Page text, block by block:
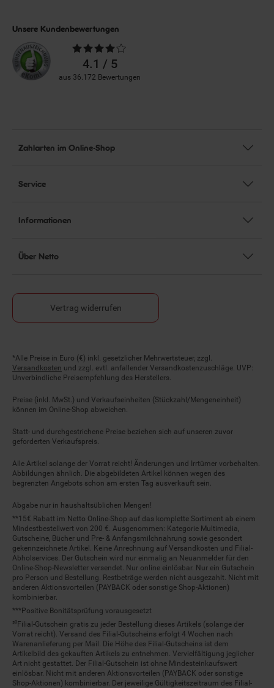
Unsere Kundenbewertungen
Durchschnittliche
Bewertungen4.1 / 5
aus 36.172 Bewertungen
Zahlarten im Online-Shop
Service
Informationen
Über Netto
Vertrag widerrufen
Fußnoten
*Alle Preise in Euro (€) inkl. gesetzlicher Mehrwertsteuer, zzgl.
Versandkosten und zzgl. evtl. anfallender Versandkostenzuschläge. UVP:
Unverbindliche Preisempfehlung des Herstellers.
Preise (inkl. MwSt.) und Verkaufseinheiten (Stückzahl/Mengeneinheit)
können im Online-Shop abweichen.
Statt- und durchgestrichene Preise beziehen sich auf unseren zuvor
geforderten Verkaufspreis.
Alle Artikel solange der Vorrat reicht! Änderungen und Irrtümer vorbehalten.
Abbildungen ähnlich. Die abgebildeten Artikel können wegen des
begrenzten Angebots schon am ersten Tag ausverkauft sein.
Abgabe nur in haushaltsüblichen Mengen!
**15€ Rabatt im Netto Online-Shop auf das komplette Sortiment ab einem
Mindestbestellwert von 200 €. Ausgenommen: Kategorie Multimedia,
Gutscheine, Bücher und Pre- & Anfangsmilchnahrung sowie gesondert
gekennzeichnete Artikel. Keine Anrechnung auf Versandkosten und Filial-
Abholservices. Der Gutschein wird nur einmalig an Neuanmelder für den
Online-Shop-Newsletter versendet. Nur online einlösbar. Nur ein Gutschein
pro Person und Bestellung. Restbeträge werden nicht ausgezahlt. Nicht mit
anderen Aktionsvorteilen (PAYBACK oder sonstige Shop-Aktionen)
kombinierbar.
***Positive Bonitätsprüfung vorausgesetzt
²⁰Filial-Gutschein gratis zu jeder Bestellung dieses Artikels (solange der
Vorrat reicht). Versand des Filial-Gutscheins erfolgt 4 Wochen nach
Warenanlieferung per Mail. Die Höhe des Filial-Gutscheins ist dem
Artikelbild des gekauften Artikels zu entnehmen. Vervielfältigung jeglicher
Art nicht gestattet. Der Filial-Gutschein ist ohne Mindesteinkaufswert
einlösbar. Nicht mit anderen Aktionsvorteilen (PAYBACK oder sonstige
Shop-Aktionen) kombinierbar. Der jeweilige Gültigkeitszeitraum des Filial-